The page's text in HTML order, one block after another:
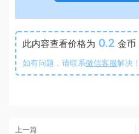
此内容查看价格为 0.2 金币
如有问题，请联系微信客服解决！
上一篇